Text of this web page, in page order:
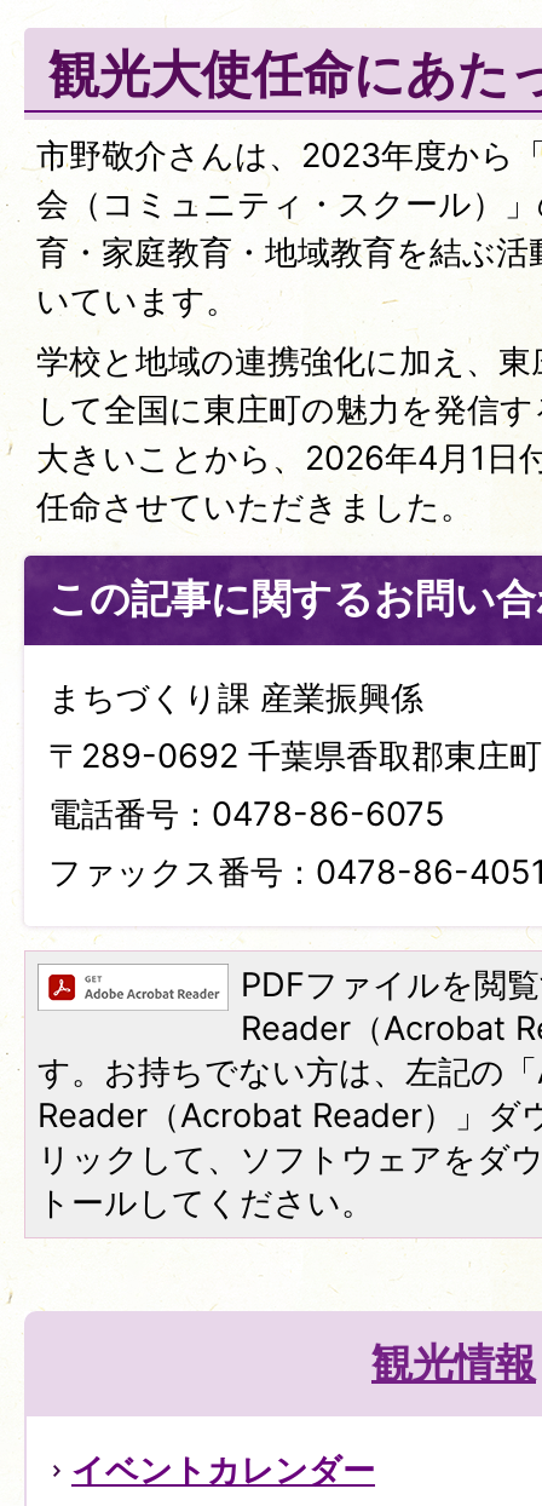
観光大使任命にあた
市野敬介さんは、2023年度から
会（コミュニティ・スクール）
育・家庭教育・地域教育を結ぶ
いています。
学校と地域の連携強化に加え、
して全国に東庄町の魅力を発信
大きいことから、2026年4月1日
任命させていただきました。
この記事に関するお問い
まちづくり課 産業振興係
〒289-0692 千葉県香取郡東庄
電話番号：0478-86-6075
ファックス番号：0478-86-
PDFファイルを閲
Reader（Acrobat
す。お持ちでない方は、左記の
Reader（Acrobat Reader）」ダ
リックして、ソフトウェアをダ
トールしてください。
観光情報
イベントカレンダー